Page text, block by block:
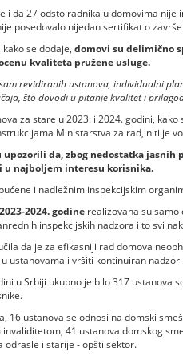
i da 27 odsto radnika u domovima
posedovalo nijedan sertifikat o
kako se dodaje, domovi su delimično
kvaliteta pružene usluge.
revidiranih ustanova, individualni
što dovodi u pitanje kvalitet i
za stare u 2023. i 2024. godini,
Ministarstva za rad, niti je
upozorili da, zbog nedostatka
u najboljem interesu korisnika.
i nadležnim inspekcijskim
2024. godinerealizovana su samo
inspekcijskih nadzora i to svi
da je za efikasniji rad domova
ustanovama i vršiti kontinuiran
u Srbiji ukupno je bilo 317 ustanova
16 ustanova se odnosi na domski
41 ustanova domskog
odrasle i starije - opšti sektor.